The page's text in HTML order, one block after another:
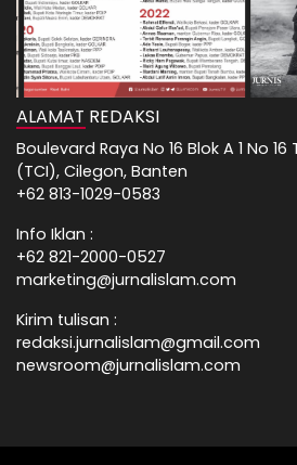
ALAMAT REDAKSI
Boulevard Raya No 16 Blok A 1 No
(TCI), Cilegon, Banten
+62 813-1029-0583
Info Iklan :
+62 821-2000-0527
marketing@jurnalislam.com
Kirim tulisan :
redaksi.jurnalislam@gmail.com
newsroom@jurnalislam.com